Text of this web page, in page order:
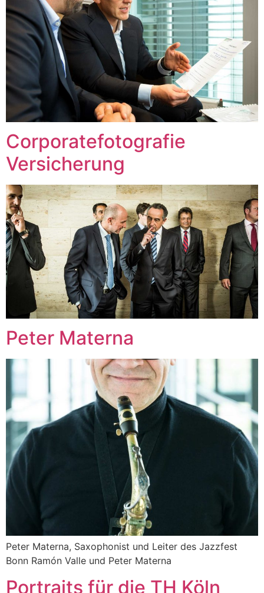
Corporatefotografie
Versicherung
Peter Materna
Peter Materna, Saxophonist und Leiter des Jazzfest
Bonn Ramón Valle und Peter Materna
Portraits für die TH Köln